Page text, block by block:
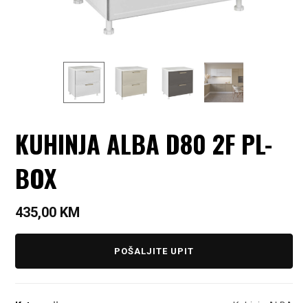
KUHINJA ALBA D80 2F PL-
BOX
435,00 KM
POŠALJITE UPIT